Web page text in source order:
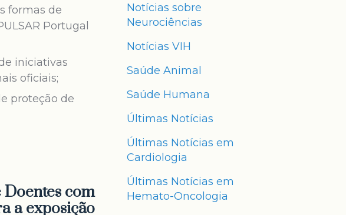
formas de
Portugal
iniciativas
oficiais;
proteção de
Doentes com
a exposição
Notícias sobre
Neurociências
Notícias VIH
Saúde Animal
Saúde Humana
Últimas Notícias
Últimas Notícias em
Cardiologia
Últimas Notícias em
Hemato-Oncologia